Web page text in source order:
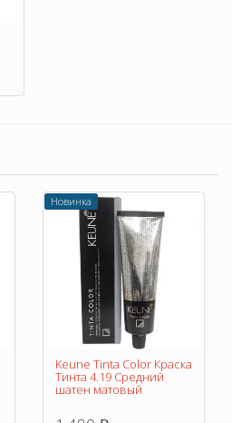
Новинка
Keune Tinta Color Краска
Тинта 4.19 Средний
шатен матовый